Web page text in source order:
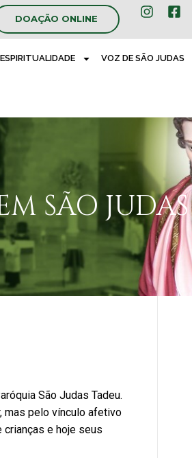
DOAÇÃO ONLINE
ESPIRITUALIDADE VOZ DE SÃO JUDAS
SÃO JUDAS
São Judas Tadeu.
mas pelo vínculo afetivo
crianças e hoje seus